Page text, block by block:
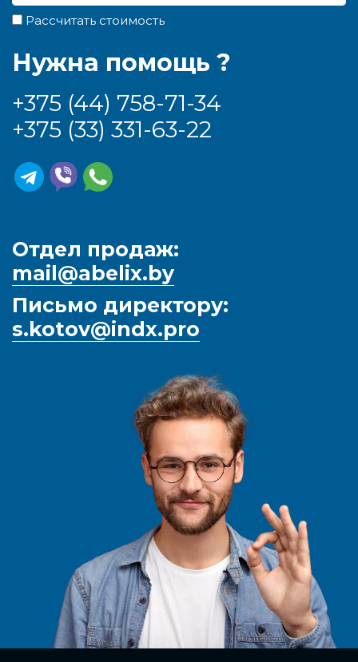
Рассчитать стоимость
Нужна помощь ?
+375 (44) 758-71-34
+375 (33) 331-63-22
Отдел продаж:
mail@abelix.by
Письмо директору:
s.kotov@indx.pro